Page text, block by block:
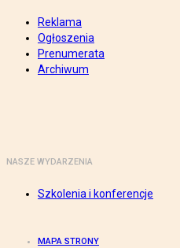
Reklama
Ogłoszenia
Prenumerata
Archiwum
NASZE WYDARZENIA
Szkolenia i konferencje
MAPA STRONY